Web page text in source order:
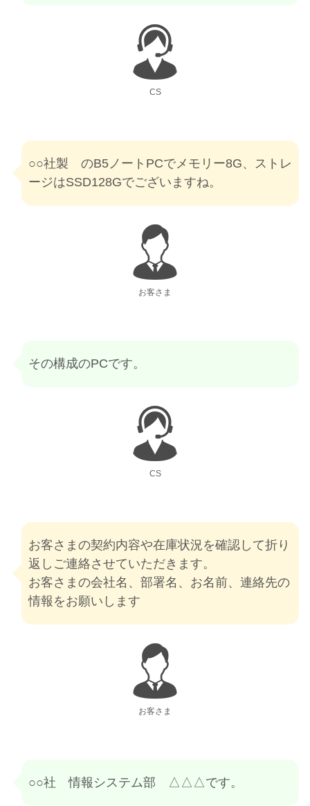
CS
○○社製 のB5ノートPCでメモリー8G、ストレ
ージはSSD128Gでございますね。
お客さま
その構成のPCです。
CS
お客さまの契約内容や在庫状況を確認して折り
返しご連絡させていただきます。
お客さまの会社名、部署名、お名前、連絡先の
情報をお願いします
お客さま
○○社 情報システム部 △△△です。